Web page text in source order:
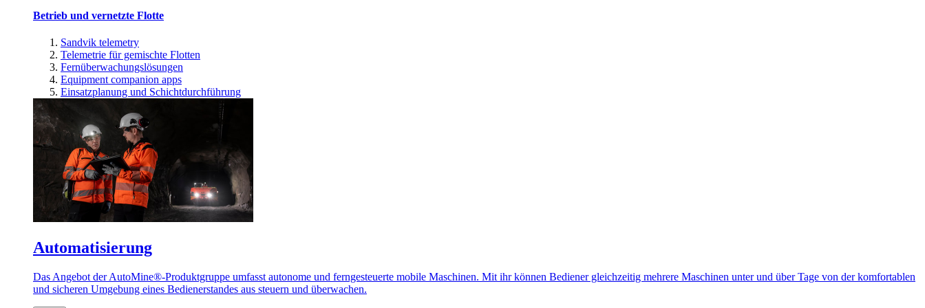
Betrieb und vernetzte Flotte
Sandvik telemetry
Telemetrie für gemischte Flotten
Fernüberwachungslösungen
Equipment companion apps
Einsatzplanung und Schichtdurchführung
Automatisierung
Das Angebot der AutoMine®-Produktgruppe umfasst autonome und ferngesteuerte mobile Maschinen. Mit ihr können Bediener gleichzeitig mehrere Maschinen unter und über Tage von der komfortablen
und sicheren Umgebung eines Bedienerstandes aus steuern und überwachen.